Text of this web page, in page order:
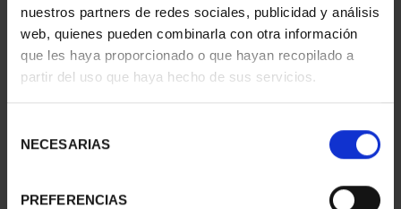
nuestros partners de redes sociales, publicidad y análisis
web, quienes pueden combinarla con otra información
que les haya proporcionado o que hayan recopilado a
partir del uso que haya hecho de sus servicios.
NECESARIAS
PREFERENCIAS
Sólo para usuarios
registrados
Sólo para usuarios
registrados